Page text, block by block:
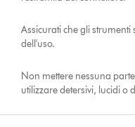
Assicurati che gli
dell'uso.
Non mettere nessuna
utilizzare detersivi, lucidi o